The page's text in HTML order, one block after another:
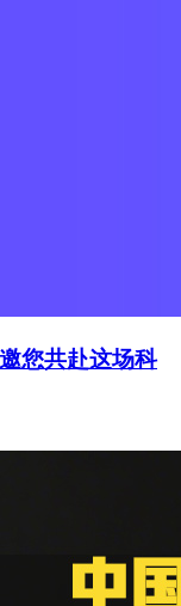
您共赴这场科